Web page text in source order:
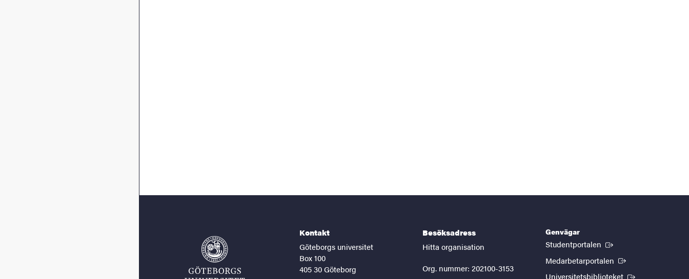
Kontakt
Göteborgs universitet
Box 100
405 30 Göteborg
Besöksadress
Hitta organisation
Org. nummer: 202100-3153
Genvägar
Studentportalen (Extern länk)
Medarbetarportalen (Extern länk)
Universitetsbiblioteket (Extern länk)